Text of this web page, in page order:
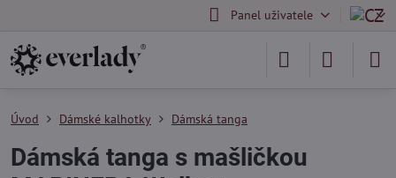
Panel uživatele
Úvod Dámské kalhotky Dámská tanga
Dámská tanga s mašličkou